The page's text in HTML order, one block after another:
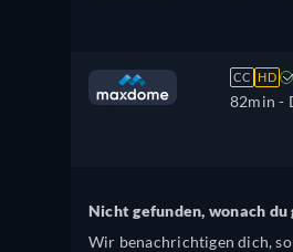
CC HD
82min -
Nicht gefunden, wonach du
Wir benachrichtigen dich,